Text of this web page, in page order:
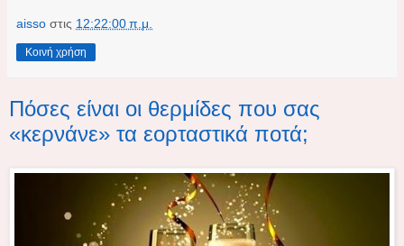
aisso στις 12:22:00 π.μ.
Κοινή χρήση
Πόσες είναι οι θερμίδες που σας
«κερνάνε» τα εορταστικά ποτά;